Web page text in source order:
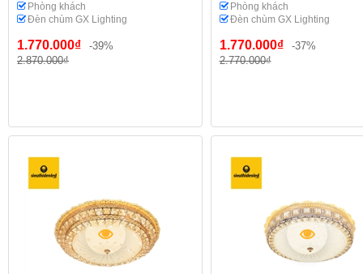
Phòng khách
Đèn chùm GX Lighting
1.770.000₫
-39%
2.870.000₫
Phòng khách
Đèn chùm GX Lighting
1.770.000₫
-37%
2.770.000₫